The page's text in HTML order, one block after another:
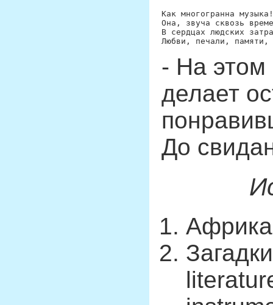
Как многогранна
Она, звуча сквозь
В сердцах людских
- На этом
делает
До